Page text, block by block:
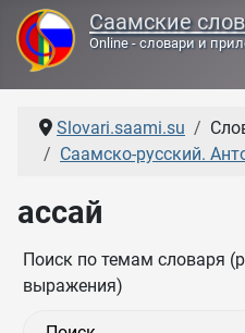
Саамские
Online - словари и
Slovari.saami.su
Саамско-русский.
ассай
Поиск по темам словаря
выражения)